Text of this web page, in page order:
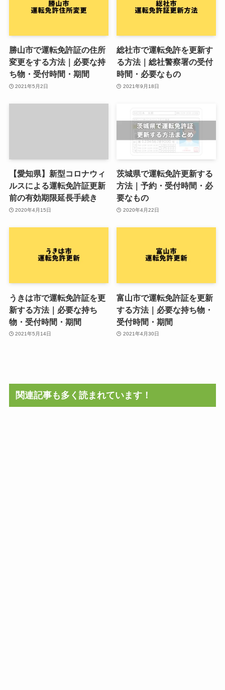
勝山市で運転免許証の住所
変更をする方法｜必要な持
ち物・受付時間・期間
2021年5月2日
総社市で運転免許を更新す
る方法｜総社警察署の受付
時間・必要なもの
2021年9月18日
【愛知県】新型コロナウィ
ルスによる運転免許証更新
前の有効期限延長手続き
2020年4月15日
茨城県で運転免許更新する
方法｜予約・受付時間・必
要なもの
2020年4月22日
うきは市で運転免許証を更
新する方法｜必要な持ち
物・受付時間・期間
2021年5月14日
富山市で運転免許証を更新
する方法｜必要な持ち物・
受付時間・期間
2021年4月30日
関連記事も多く読まれています！